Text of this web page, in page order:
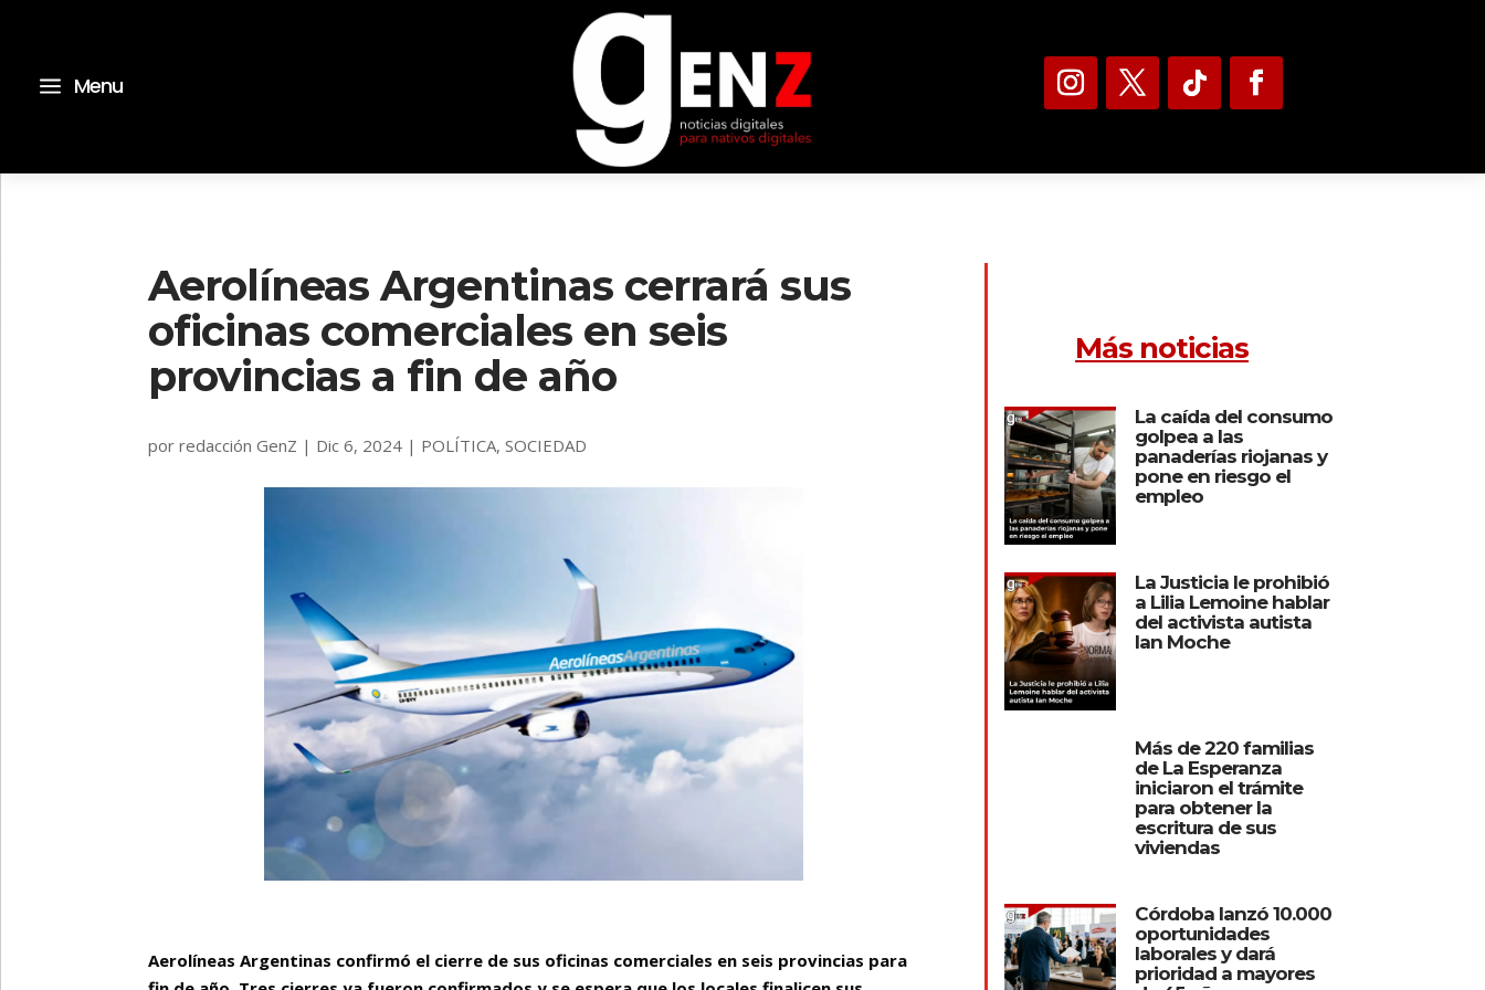
a Menu
Aerolíneas Argentinas cerrará sus
oficinas comerciales en seis
provincias a fin de año
porredacción GenZ | Dic 6, 2024 | POLÍTICA,SOCIEDAD
Aerolíneas Argentinas confirmó el cierre de sus oficinas comerciales en seis provincias para
Más noticias
La caída del consumo
golpea a las
panaderías riojanas y
pone en riesgo el
empleo
La Justicia le prohibió
a Lilia Lemoine hablar
del activista autista
Ian Moche
Más de 220 familias
de La Esperanza
iniciaron el trámite
para obtener la
escritura de sus
viviendas
Córdoba lanzó 10.000
oportunidades
laborales y dará
prioridad a mayores